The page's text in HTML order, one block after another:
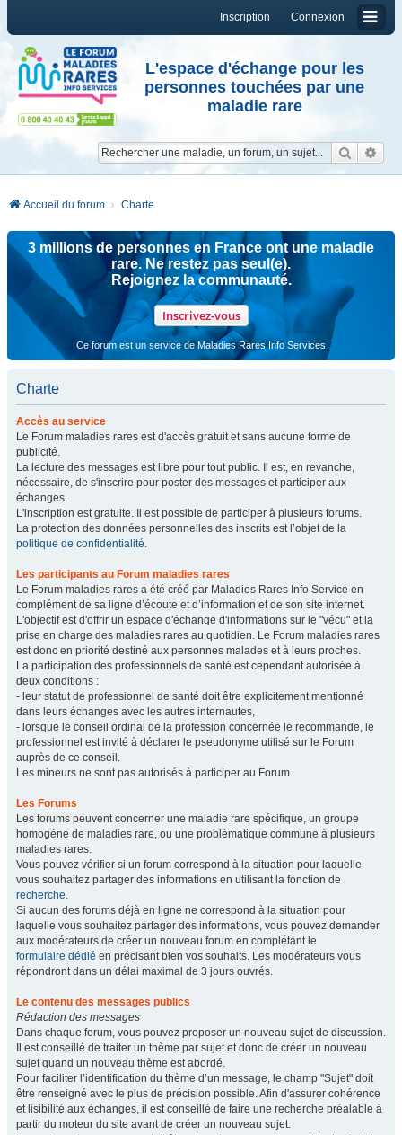
Connexion
Inscription
L'espace d'échange pour les
personnes touchées par une
maladie rare
Accueil du forum Charte
3 millions de personnes en France ont une maladie
rare. Ne restez pas seul(e).
Rejoignez la communauté.
Inscrivez-vous
Ce forum est un service de Maladies Rares Info Services
Charte
Accès au service
Le Forum maladies rares est d'accès gratuit et sans aucune forme de
publicité.
La lecture des messages est libre pour tout public. Il est, en revanche,
nécessaire, de s'inscrire pour poster des messages et participer aux
échanges.
L'inscription est gratuite. Il est possible de participer à plusieurs forums.
La protection des données personnelles des inscrits est l’objet de la
politique de confidentialité.
Les participants au Forum maladies rares
Le Forum maladies rares a été créé par Maladies Rares Info Service en
complément de sa ligne d’écoute et d’information et de son site internet.
L'objectif est d'offrir un espace d'échange d'informations sur le "vécu" et la
prise en charge des maladies rares au quotidien. Le Forum maladies rares
est donc en priorité destiné aux personnes malades et à leurs proches.
La participation des professionnels de santé est cependant autorisée à
deux conditions :
- leur statut de professionnel de santé doit être explicitement mentionné
dans leurs échanges avec les autres internautes,
- lorsque le conseil ordinal de la profession concernée le recommande, le
professionnel est invité à déclarer le pseudonyme utilisé sur le Forum
auprès de ce conseil.
Les mineurs ne sont pas autorisés à participer au Forum.
Les Forums
Les forums peuvent concerner une maladie rare spécifique, un groupe
homogène de maladies rare, ou une problématique commune à plusieurs
maladies rares.
Vous pouvez vérifier si un forum correspond à la situation pour laquelle
vous souhaitez partager des informations en utilisant la fonction de
recherche.
Si aucun des forums déjà en ligne ne correspond à la situation pour
laquelle vous souhaitez partager des informations, vous pouvez demander
aux modérateurs de créer un nouveau forum en complétant le
formulaire dédié en précisant bien vos souhaits. Les modérateurs vous
répondront dans un délai maximal de 3 jours ouvrés.
Le contenu des messages publics
Rédaction des messages
Dans chaque forum, vous pouvez proposer un nouveau sujet de discussion.
Il est conseillé de traiter un thème par sujet et donc de créer un nouveau
sujet quand un nouveau thème est abordé.
Pour faciliter l’identification du thème d’un message, le champ "Sujet" doit
être renseigné avec le plus de précision possible. Afin d'assurer cohérence
et lisibilité aux échanges, il est conseillé de faire une recherche préalable à
partir du moteur du site avant de créer un nouveau sujet.